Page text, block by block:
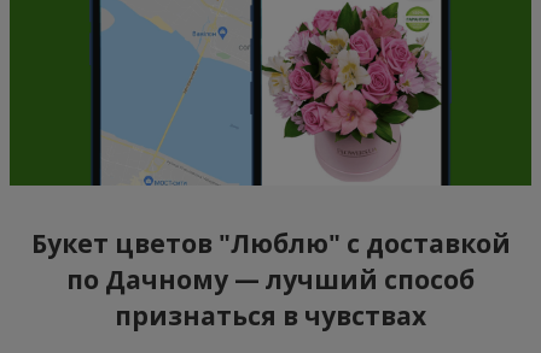
Букет цветов "Люблю" с доставкой
по Дачному — лучший способ
признаться в чувствах